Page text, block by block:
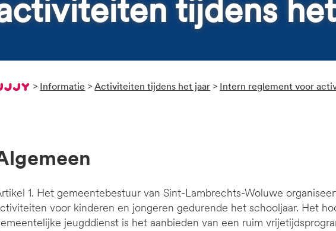
> Informatie >Activiteiten tijdens het jaar > Intern reglement voor
Algemeen
1. Het gemeentebestuur van Sint-Lambrechts-Woluwe
voor kinderen en jongeren gedurende het schooljaar. Het
jeugddienst is het aanbieden van een ruim